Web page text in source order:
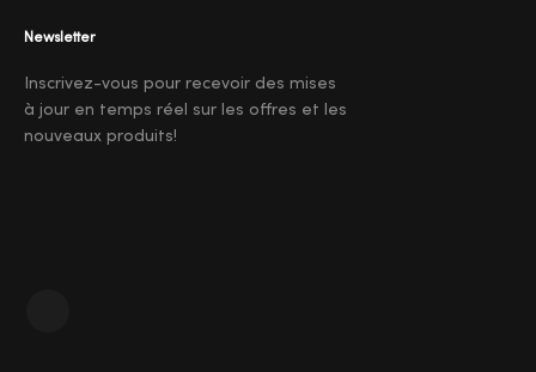
Newsletter
Inscrivez-vous pour recevoir des mises
à jour en temps réel sur les offres et les
nouveaux produits!